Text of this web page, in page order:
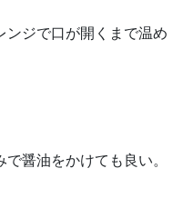
ンジで口が開くまで温め
醤油をかけても良い。